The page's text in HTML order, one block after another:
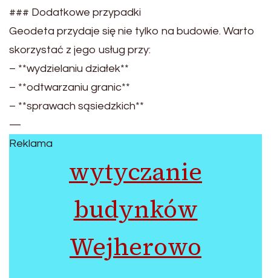
### Dodatkowe przypadki
Geodeta przydaje się nie tylko na budowie. Warto
skorzystać z jego usług przy:
– **wydzielaniu działek**
– **odtwarzaniu granic**
– **sprawach sąsiedzkich**
—
Reklama
wytyczanie
budynków
Wejherowo